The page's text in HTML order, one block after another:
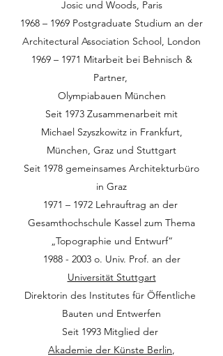
Josic und Woods, Paris
1968 – 1969 Postgraduate Studium an der
Architectural Association School, London
1969 – 1971 Mitarbeit bei Behnisch &
Partner,
Olympiabauen München
Seit 1973 Zusammenarbeit mit
Michael Szyszkowitz in Frankfurt,
München, Graz und Stuttgart
Seit 1978 gemeinsames Architekturbüro
in Graz
1971 – 1972 Lehrauftrag an der
Gesamthochschule Kassel zum Thema
„Topographie und Entwurf“
1988 - 2003o. Univ. Prof. an der
Universität Stuttgart
Direktorin des Institutes für Öffentliche
Bauten und Entwerfen
Seit 1993 Mitglied der
Akademie der Künste Berlin,